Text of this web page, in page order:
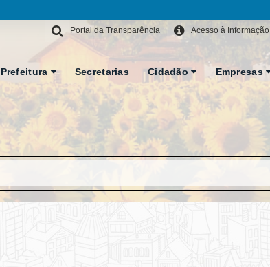
Acesso à Informação
Portal da Transparência
Prefeitura Secretarias Cidadão Empresas